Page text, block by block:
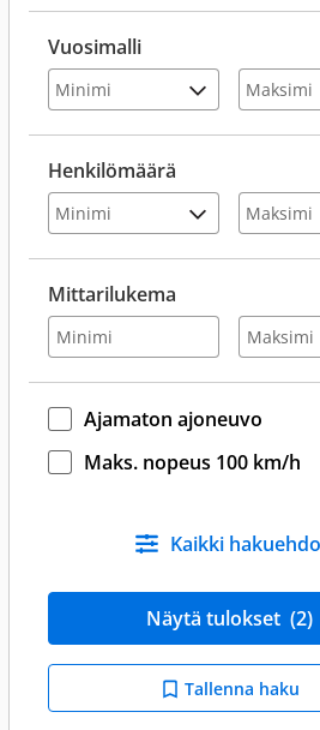
Henkilömäärä
Mittarilukema
Vuosimalli
Ajamaton ajoneuvo
Maks. nopeus 100 km/h
Kaikki
Näytä tulokset (2)
Tallenna haku